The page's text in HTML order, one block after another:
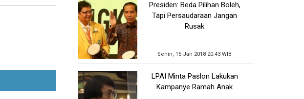
Presiden: Beda Pilihan Boleh,
Tapi Persaudaraan Jangan
Rusak
Senin, 15 Jan 2018 20:43 WIB
LPAI Minta Paslon Lakukan
Kampanye Ramah Anak